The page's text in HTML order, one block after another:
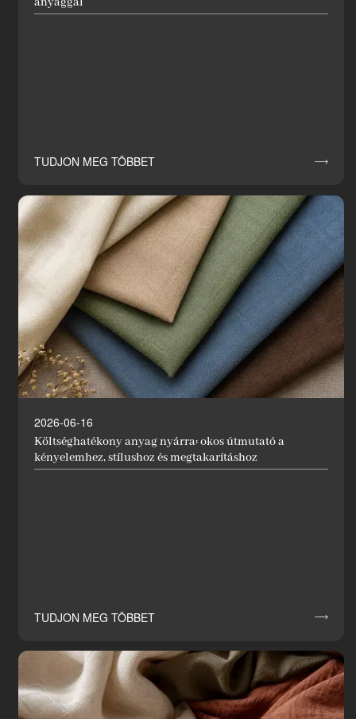
TUDJON MEG TÖBBET 
2026-06-16
Költséghatékony anyag nyárra: okos útmutató a
kényelemhez, stílushoz és megtakarításhoz
TUDJON MEG TÖBBET 